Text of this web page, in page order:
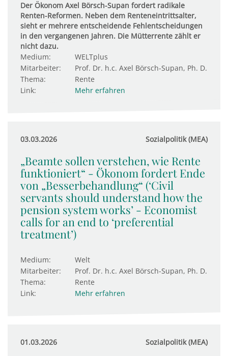
Der Ökonom Axel Börsch-Supan fordert radikale
Renten-Reformen. Neben dem Renteneintrittsalter,
sieht er mehrere entscheidende Fehlentscheidungen
in den vergangenen Jahren. Die Mütterrente zählt er
nicht dazu.
Medium:
WELTplus
Mitarbeiter:
Prof. Dr. h.c. Axel Börsch-Supan, Ph. D.
Thema:
Rente
Link:
Mehr erfahren
03.03.2026 Sozialpolitik (MEA)
„Beamte sollen verstehen, wie Rente
funktioniert“ - Ökonom fordert Ende
von „Besserbehandlung“ (‘Civil
servants should understand how the
pension system works’ - Economist
calls for an end to ‘preferential
treatment’)
Medium:
Welt
Mitarbeiter:
Prof. Dr. h.c. Axel Börsch-Supan, Ph. D.
Thema:
Rente
Link:
Mehr erfahren
01.03.2026 Sozialpolitik (MEA)